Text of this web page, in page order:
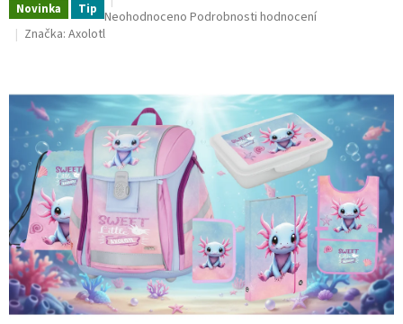
Novinka Tip Průměrné
hodnocení
z
hvězdiček.
Neohodnoceno Podrobnosti hodnocení
Značka: Axolotl